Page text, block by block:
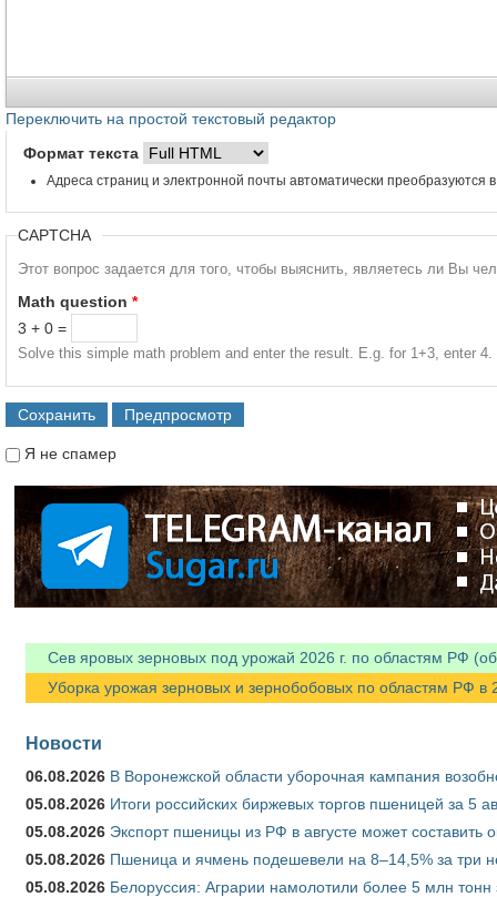
Переключить на простой текстовый редактор
Формат текста
Адреса страниц и электронной почты автоматически преобразуются
CAPTCHA
Этот вопрос задается для того, чтобы выяснить, являетесь ли Вы
Math question *
3 + 0 =
Solve this simple math problem and enter the result. E.g. for 1+3, enter 4.
Я не спамер
Сев яровых зерновых под урожай 2026 г. по областям РФ
Уборка урожая зерновых и зернобобовых по областям РФ в
Новости
06.08.2026 В Воронежской области уборочная кампания
05.08.2026 Итоги российских биржевых торгов пшеницей за 5
05.08.2026 Экспорт пшеницы из РФ в августе может составить
05.08.2026 Пшеница и ячмень подешевели на 8–14,5% за три
05.08.2026 Белоруссия: Аграрии намолотили более 5 млн тонн